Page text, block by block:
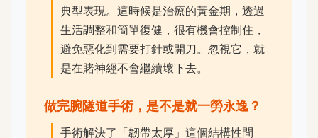
典型表現。這時候是治療的黃金期，透過
生活調整和簡單復健，很有機會控制住，
避免惡化到需要打針或開刀。忽視它，就
是在賭神經不會繼續壞下去。
做完腕隧道手術，是不是就一勞永逸？
手術解決了「韌帶太厚」這個結構性問